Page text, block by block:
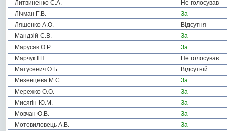
Литвиненко С.А.
Не голосував
Лічман Г.В.
За
Ляшенко А.О.
Відсутня
Мандзій С.В.
За
Марусяк О.Р.
За
Марчук І.П.
Не голосував
Матусевич О.Б.
Відсутній
Мезенцева М.С.
За
Мережко О.О.
За
Мисягін Ю.М.
За
Мовчан О.В.
За
Мотовиловець А.В.
За